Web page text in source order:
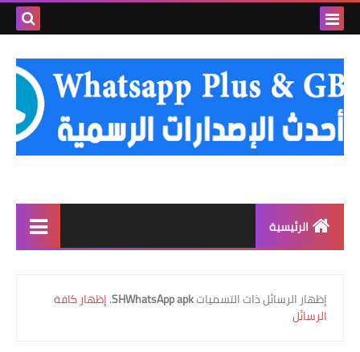
المدونة
الرئيسية
واتساب عمر العنابي
‏إظهار الرسائل ذات التسمياتSHWhatsApp apk
.إظهار كافة
الرسائل